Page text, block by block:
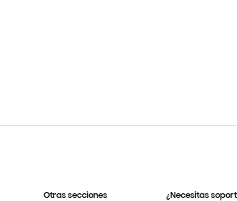
Otras secciones ¿Necesitas